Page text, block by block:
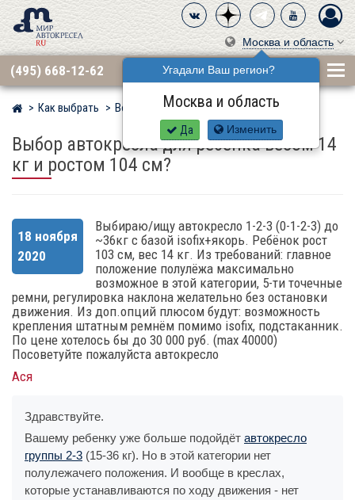
Москва и область
Угадали Ваш регион?
Москва и область
Да Изменить
(495) 668-12-62
Мир детских автокресел
Как выбрать Вопросы
Выбор автокресла для ребенка весом 14
кг и ростом 104 см?
18 ноября
2020
Выбираю/ищу автокресло 1-2-3 (0-1-2-3) до
~36кг с базой isofix+якорь. Ребёнок рост
103 см, вес 14 кг. Из требований: главное
положение полулёжа максимально
возможное в этой категории, 5-ти точечные
ремни, регулировка наклона желательно без остановки
движения. Из доп.опций плюсом будут: возможность
крепления штатным ремнём помимо isofix, подстаканник.
По цене хотелось бы до 30 000 руб. (max 40000)
Посоветуйте пожалуйста автокресло
Ася
Здравствуйте.
Вашему ребенку уже больше подойдёт автокресло
группы 2-3 (15-36 кг). Но в этой категории нет
полулежачего положения. И вообще в креслах,
которые устанавливаются по ходу движения - нет